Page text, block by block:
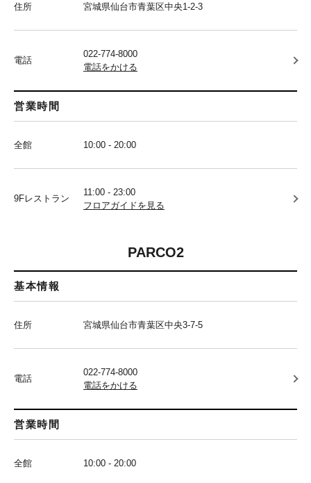
住所 宮城県仙台市青葉区中央1-2-3
電話
022-774-8000
電話をかける
営業時間
全館 10:00 - 20:00
9Fレストラン
11:00 - 23:00
フロアガイドを見る
PARCO2
基本情報
住所 宮城県仙台市青葉区中央3-7-5
電話
022-774-8000
電話をかける
営業時間
全館 10:00 - 20:00